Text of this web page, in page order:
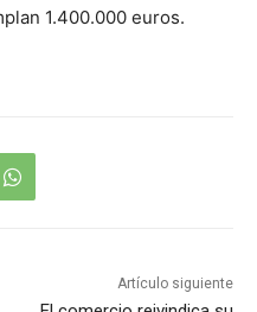
1.400.000 euros.
Artículo siguiente